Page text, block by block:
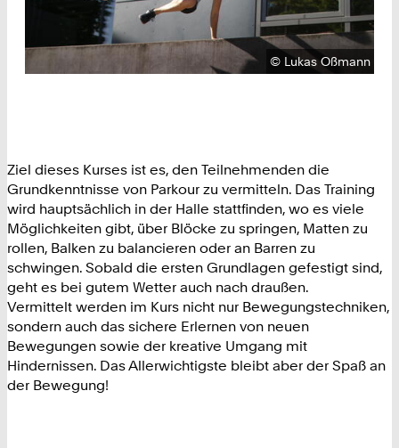
Urheberrecht:
© Lukas Oßmann
Ziel dieses Kurses ist es, den Teilnehmenden die
Grundkenntnisse von Parkour zu vermitteln. Das Training
wird hauptsächlich in der Halle stattfinden, wo es viele
Möglichkeiten gibt, über Blöcke zu springen, Matten zu
rollen, Balken zu balancieren oder an Barren zu
schwingen. Sobald die ersten Grundlagen gefestigt sind,
geht es bei gutem Wetter auch nach draußen.
Vermittelt werden im Kurs nicht nur Bewegungstechniken,
sondern auch das sichere Erlernen von neuen
Bewegungen sowie der kreative Umgang mit
Hindernissen. Das Allerwichtigste bleibt aber der Spaß an
der Bewegung!